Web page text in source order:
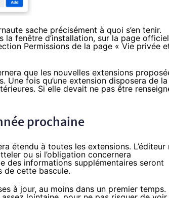
sache précisément à quoi s’en tenir.
la fenêtre d’installation, sur la page
Permissions de la page « Vie privée
que les nouvelles extensions
Une fois qu’une extension disposera de la
Si elle devait ne pas être
prochaine
étendu à toutes les extensions. L’éditeur
ou si l’obligation concernera
des informations supplémentaires seront
de cette bascule.
à jour, au moins dans un premier temps.